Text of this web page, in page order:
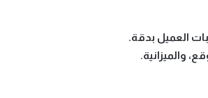
العميل بدقة.
والميزانية.